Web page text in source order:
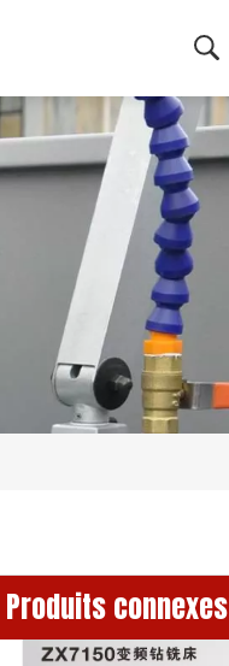
Produits connexes